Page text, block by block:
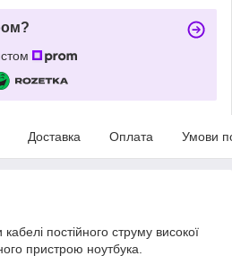
Доставка Оплата Умови
постійного струму високої
пристрою ноутбука.